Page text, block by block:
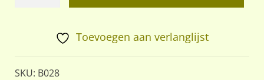
Toevoegen aan verlanglijst
SKU: B028